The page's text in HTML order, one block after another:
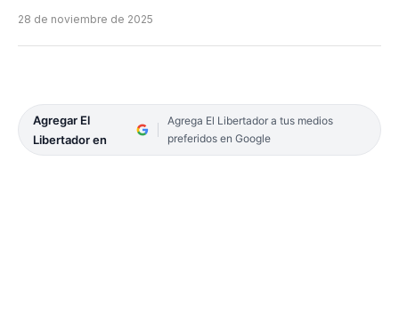
28 de noviembre de 2025
Agregar El
Libertador en
Agrega El Libertador a tus medios
preferidos en Google